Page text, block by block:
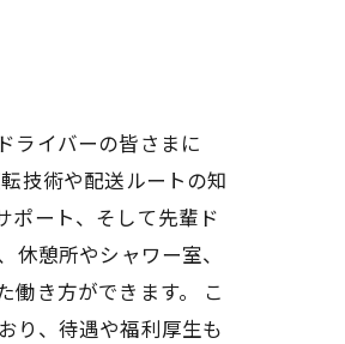
ライバーの皆さまに
技術や配送ルートの知
ポート、そして先輩ド
憩所やシャワー室、
働き方ができます。 こ
り、待遇や福利厚生も